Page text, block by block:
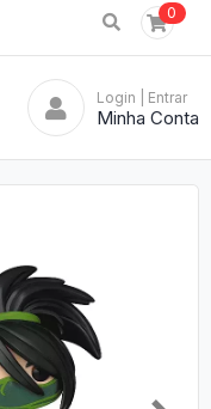
0
Login | Entrar
Minha Conta